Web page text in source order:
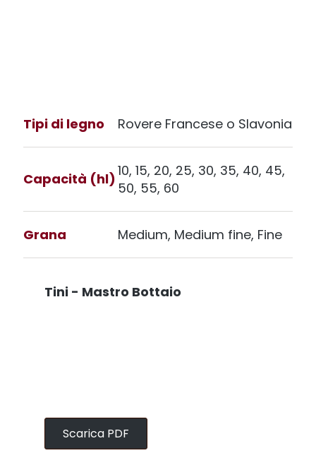
Tipi di legno Rovere Francese o Slavonia
Capacità (hl)10, 15, 20, 25, 30, 35, 40, 45,
50, 55, 60
Grana Medium, Medium fine, Fine
Tini - Mastro Bottaio
Scarica PDF